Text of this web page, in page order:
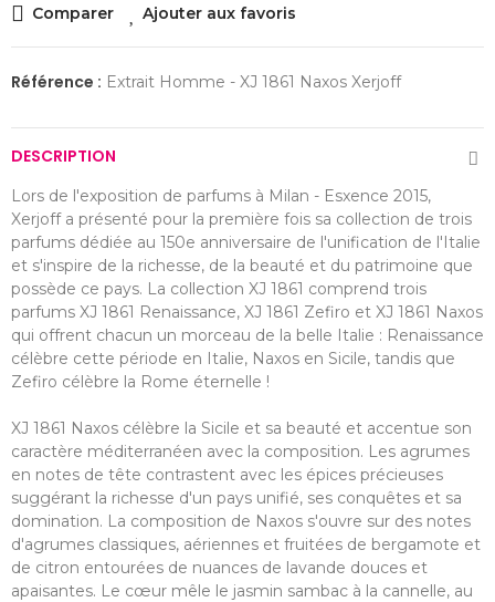
Comparer Ajouter aux favoris
Référence : Extrait Homme - XJ 1861 Naxos Xerjoff
DESCRIPTION
Lors de l'exposition de parfums à Milan - Esxence 2015,
Xerjoff a présenté pour la première fois sa collection de trois
parfums dédiée au 150e anniversaire de l'unification de l'Italie
et s'inspire de la richesse, de la beauté et du patrimoine que
possède ce pays. La collection XJ 1861 comprend trois
parfums XJ 1861 Renaissance, XJ 1861 Zefiro et XJ 1861 Naxos
qui offrent chacun un morceau de la belle Italie : Renaissance
célèbre cette période en Italie, Naxos en Sicile, tandis que
Zefiro célèbre la Rome éternelle !
XJ 1861 Naxos célèbre la Sicile et sa beauté et accentue son
caractère méditerranéen avec la composition. Les agrumes
en notes de tête contrastent avec les épices précieuses
suggérant la richesse d'un pays unifié, ses conquêtes et sa
domination. La composition de Naxos s'ouvre sur des notes
d'agrumes classiques, aériennes et fruitées de bergamote et
de citron entourées de nuances de lavande douces et
apaisantes. Le cœur mêle le jasmin sambac à la cannelle, au